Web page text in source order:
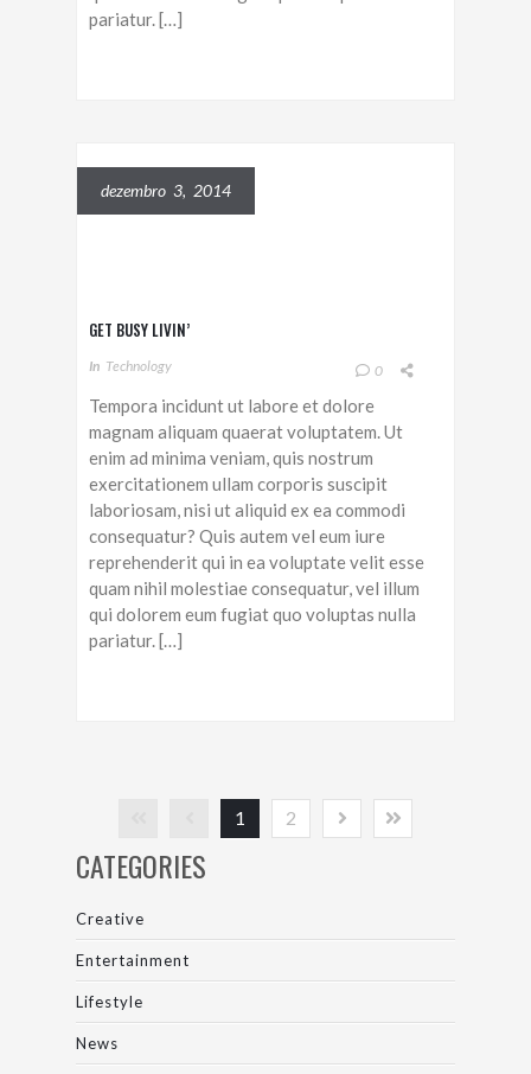
pariatur. […]
dezembro 3, 2014
GET BUSY LIVIN’
In Technology 0
Tempora incidunt ut labore et dolore
magnam aliquam quaerat voluptatem. Ut
enim ad minima veniam, quis nostrum
exercitationem ullam corporis suscipit
laboriosam, nisi ut aliquid ex ea commodi
consequatur? Quis autem vel eum iure
reprehenderit qui in ea voluptate velit esse
quam nihil molestiae consequatur, vel illum
qui dolorem eum fugiat quo voluptas nulla
pariatur. […]
1 2
CATEGORIES
Creative
Entertainment
Lifestyle
News